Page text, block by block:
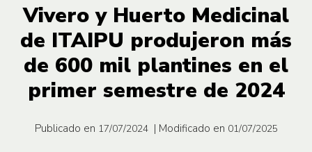
Vivero y Huerto Medicinal
de ITAIPU produjeron más
de 600 mil plantines en el
primer semestre de 2024
Publicado en 17/07/2024 | Modificado en 01/07/2025